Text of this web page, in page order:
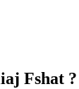
Fshat ?